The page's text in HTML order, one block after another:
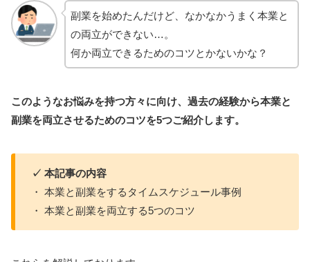
副業を始めたんだけど、なかなかうまく本業と
の両立ができない…。
何か両立できるためのコツとかないかな？
このようなお悩みを持つ方々に向け、過去の経験から本業と
副業を両立させるためのコツを5つご紹介します。
✓ 本記事の内容
・ 本業と副業をするタイムスケジュール事例
・ 本業と副業を両立する5つのコツ